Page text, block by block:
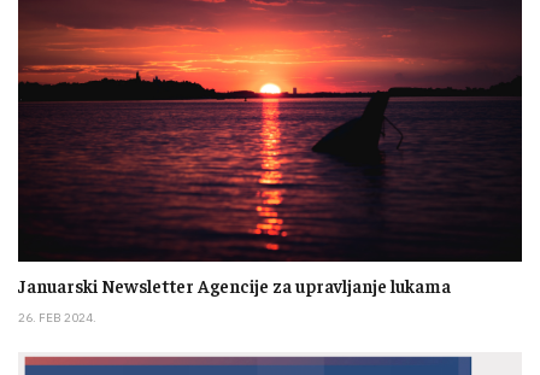
Januarski Newsletter Agencije za upravljanje lukama
26. FEB 2024.